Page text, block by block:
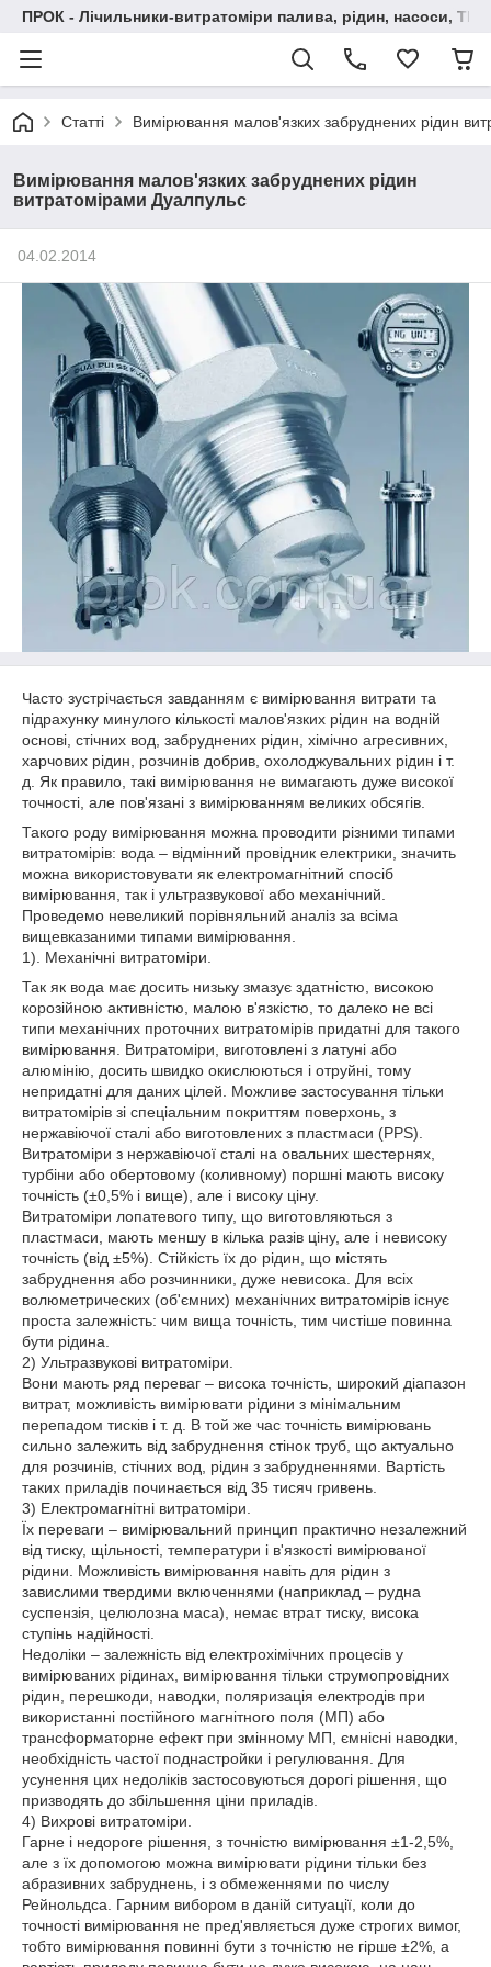
ПРОК - Лічильники-витратоміри палива, рідин, насоси,
Статті Вимірювання малов'язких забруднених рідин
Вимірювання малов'язких забруднених рідин
витратомірами Дуалпульс
04.02.2014
Часто зустрічається завданням є вимірювання витрати та
підрахунку минулого кількості малов'язких рідин на водній
основі, стічних вод, забруднених рідин, хімічно агресивних,
харчових рідин, розчинів добрив, охолоджувальних рідин і т.
д. Як правило, такі вимірювання не вимагають дуже високої
точності, але пов'язані з вимірюванням великих обсягів.
Такого роду вимірювання можна проводити різними типами
витратомірів: вода – відмінний провідник електрики, значить
можна використовувати як електромагнітний спосіб
вимірювання, так і ультразвукової або механічний.
Проведемо невеликий порівняльний аналіз за всіма
вищевказаними типами вимірювання.
1). Механічні витратоміри.
Так як вода має досить низьку змазує здатністю, високою
корозійною активністю, малою в'язкістю, то далеко не всі
типи механічних проточних витратомірів придатні для такого
вимірювання. Витратоміри, виготовлені з латуні або
алюмінію, досить швидко окислюються і отруйні, тому
непридатні для даних цілей. Можливе застосування тільки
витратомірів зі спеціальним покриттям поверхонь, з
нержавіючої сталі або виготовлених з пластмаси (PPS).
Витратоміри з нержавіючої сталі на овальних шестернях,
турбіни або обертовому (коливному) поршні мають високу
точність (±0,5% і вище), але і високу ціну.
Витратоміри лопатевого типу, що виготовляються з
пластмаси, мають меншу в кілька разів ціну, але і невисоку
точність (від ±5%). Стійкість їх до рідин, що містять
забруднення або розчинники, дуже невисока. Для всіх
волюметрических (об'ємних) механічних витратомірів існує
проста залежність: чим вища точність, тим чистіше повинна
бути рідина.
2) Ультразвукові витратоміри.
Вони мають ряд переваг – висока точність, широкий діапазон
витрат, можливість вимірювати рідини з мінімальним
перепадом тисків і т. д. В той же час точність вимірювань
сильно залежить від забруднення стінок труб, що актуально
для розчинів, стічних вод, рідин з забрудненнями. Вартість
таких приладів починається від 35 тисяч гривень.
3) Електромагнітні витратоміри.
Їх переваги – вимірювальний принцип практично незалежний
від тиску, щільності, температури і в'язкості вимірюваної
рідини. Можливість вимірювання навіть для рідин з
завислими твердими включеннями (наприклад – рудна
суспензія, целюлозна маса), немає втрат тиску, висока
ступінь надійності.
Недоліки – залежність від електрохімічних процесів у
вимірюваних рідинах, вимірювання тільки струмопровідних
рідин, перешкоди, наводки, поляризація електродів при
використанні постійного магнітного поля (МП) або
трансформаторне ефект при змінному МП, ємнісні наводки,
необхідність частої поднастройки і регулювання. Для
усунення цих недоліків застосовуються дорогі рішення, що
призводять до збільшення ціни приладів.
4) Вихрові витратоміри.
Гарне і недороге рішення, з точністю вимірювання ±1-2,5%,
але з їх допомогою можна вимірювати рідини тільки без
абразивних забруднень, і з обмеженнями по числу
Рейнольдса. Гарним вибором в даній ситуації, коли до
точності вимірювання не пред'являється дуже строгих вимог,
тобто вимірювання повинні бути з точністю не гірше ±2%, а